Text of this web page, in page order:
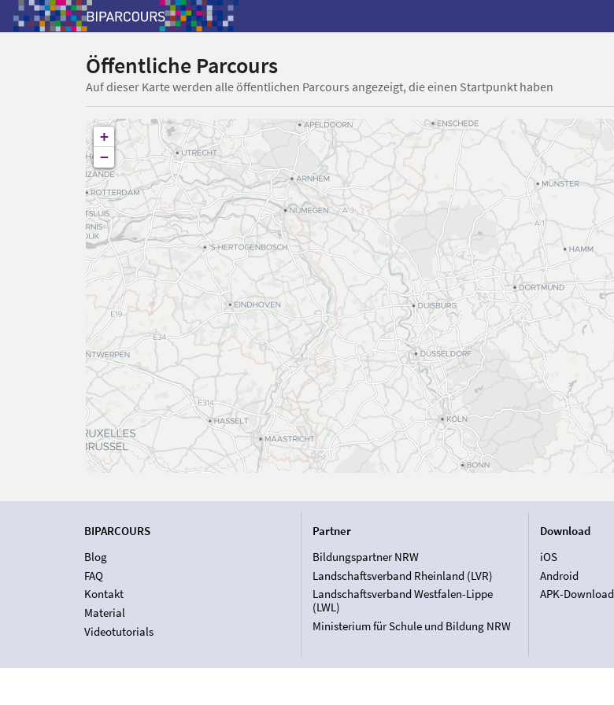
Öffentliche Parcours
Auf dieser Karte werden alle öffentlichen Parcours angezeigt, die einen Startpunkt haben
+
−
BIPARCOURS
Blog
FAQ
Kontakt
Material
Videotutorials
Partner
Bildungspartner NRW
Landschaftsverband Rheinland (LVR)
Landschaftsverband Westfalen-Lippe
(LWL)
Ministerium für Schule und Bildung NRW
Download
iOS
Android
APK-Download